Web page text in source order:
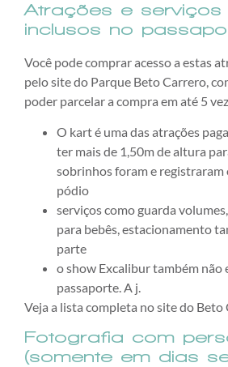
Atrações e serviços
inclusos no
Você pode comprar acesso a estas
pelo site do Parque Beto Carrero,
poder parcelar a compra em até 5
O kart é uma das atrações
ter mais de 1,50m de altura
sobrinhos foram e
pódio
serviços como guarda
para bebês, estacionamento
parte
o show Excalibur também não
passaporte. A j.
Veja a lista completa no site do
Fotografia com
(somente em dias